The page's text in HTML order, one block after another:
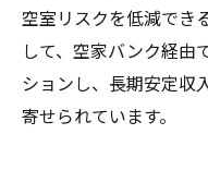
空室リスクを低減でき
して、空家バンク経由
ションし、長期安定収
寄せられています。